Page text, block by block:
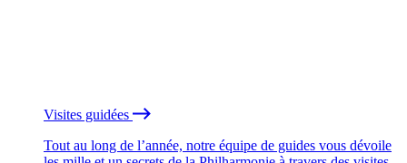
Visites guidées
Tout au long de l’année, notre équipe de guides vous dévoile